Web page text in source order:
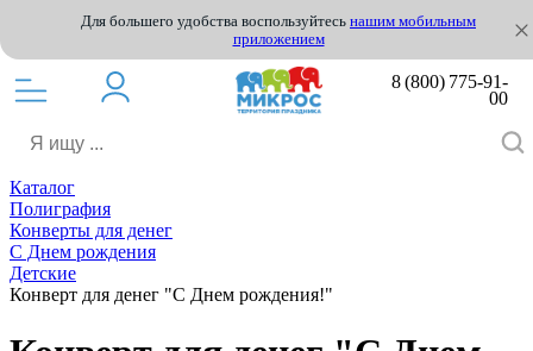
Для большего удобства воспользуйтесь нашим мобильным
приложением
8 (800) 775-91-
00
Каталог
Полиграфия
Конверты для денег
С Днем рождения
Детские
Конверт для денег "С Днем рождения!"